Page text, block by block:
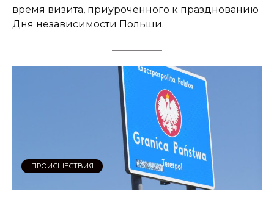
время визита, приуроченного к празднованию
Дня независимости Польши.
ПРОИСШЕСТВИЯ